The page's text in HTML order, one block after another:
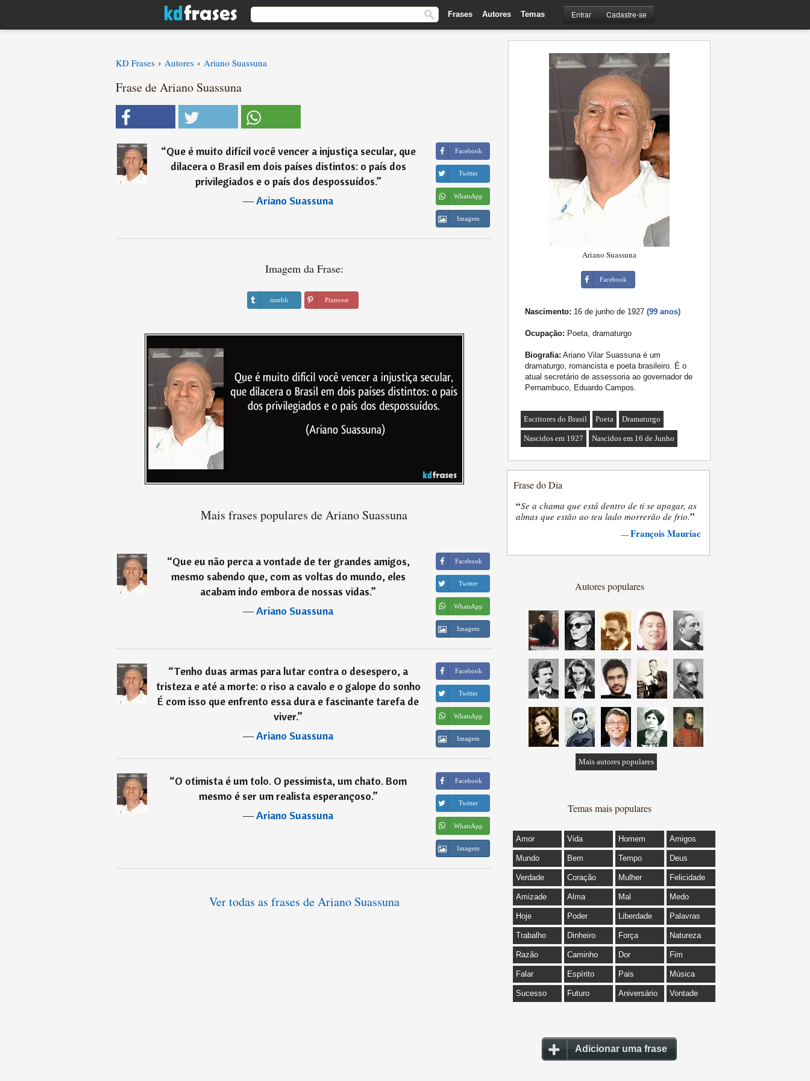
Frases Autores Temas Entrar Cadastre-se
KD Frases › Autores › Ariano Suassuna
Frase de Ariano Suassuna
“Que é muito difícil você vencer a injustiça secular, que
dilacera o Brasil em dois países distintos: o país dos
privilegiados e o país dos despossuídos.”
―Ariano Suassuna
Facebook
Twitter
WhatsApp
Imagem
Imagem da Frase:
tumblr Pinterest
Mais frases populares de Ariano Suassuna
“Que eu não perca a vontade de ter grandes amigos,
mesmo sabendo que, com as voltas do mundo, eles
acabam indo embora de nossas vidas.”
―Ariano Suassuna
Facebook
Twitter
WhatsApp
Imagem
“Tenho duas armas para lutar contra o desespero, a
tristeza e até a morte: o riso a cavalo e o galope do sonho
É com isso que enfrento essa dura e fascinante tarefa de
viver.”
―Ariano Suassuna
Facebook
Twitter
WhatsApp
Imagem
“O otimista é um tolo. O pessimista, um chato. Bom
mesmo é ser um realista esperançoso.”
―Ariano Suassuna
Facebook
Twitter
WhatsApp
Imagem
Ver todas as frases de Ariano Suassuna
Ariano Suassuna
Facebook
Nascimento: 16 de junho de 1927 (99 anos)
Ocupação: Poeta, dramaturgo
Biografia: Ariano Vilar Suassuna é um
dramaturgo, romancista e poeta brasileiro. É o
atual secretário de assessoria ao governador de
Pernambuco, Eduardo Campos.
Escritores do Brasil Poeta Dramaturgo
Nascidos em 1927 Nascidos em 16 de Junho
Frase do Dia
“Se a chama que está dentro de ti se apagar, as
almas que estão ao teu lado morrerão de frio.”
—François Mauriac
Autores populares
Mais autores populares
Temas mais populares
Amor Vida Homem Amigos
Mundo Bem Tempo Deus
Verdade Coração Mulher Felicidade
Amizade Alma Mal Medo
Hoje Poder Liberdade Palavras
Trabalho Dinheiro Força Natureza
Razão Caminho Dor Fim
Falar Espírito Pais Música
Sucesso Futuro Aniversário Vontade
Adicionar uma frase